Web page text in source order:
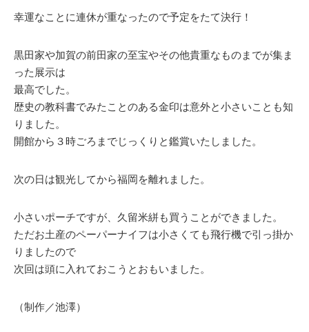
幸運なことに連休が重なったので予定をたて決行！
黒田家や加賀の前田家の至宝やその他貴重なものまでが集ま
った展示は
最高でした。
歴史の教科書でみたことのある金印は意外と小さいことも知
りました。
開館から３時ごろまでじっくりと鑑賞いたしました。
次の日は観光してから福岡を離れました。
小さいポーチですが、久留米絣も買うことができました。
ただお土産のペーパーナイフは小さくても飛行機で引っ掛か
りましたので
次回は頭に入れておこうとおもいました。
（制作／池澤）